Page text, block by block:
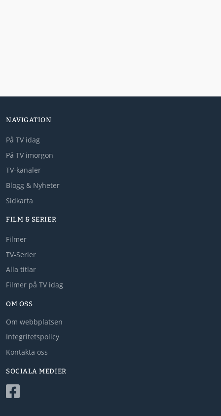
NAVIGATION
På TV idag
På TV imorgon
TV-kanaler
Blogg & Nyheter
Sidkarta
FILM & SERIER
Filmer
TV-Serier
Alla titlar
Filmer på TV idag
OM OSS
Om webbplatsen
Integritetspolicy
Kontakta oss
SOCIALA MEDIER